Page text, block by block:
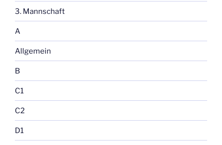
3. Mannschaft
A
Allgemein
B
C1
C2
D1